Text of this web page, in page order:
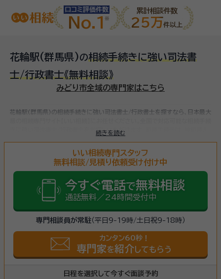
口コミ評価件数
No.1
累計相談件数
25万件以上
花輪駅(群馬県)の相続手続きに強い司法書
士/行政書士《無料相談》
みどり市全域の専門家はこちら
続きを読む
花輪駅(群馬県)の相続手続きに強い司法書士/行政書士を探すなら、日本最大
きに強い司法書士/行政書士をお探しいただけます。
財産が基礎控除額を超えていた場合）など多岐に渡るため、相続手続きに強い
まずは相談しましょう。
いい相続専門スタッフ
無料相談/見積り依頼受け付け中
今すぐ電話で無料相談
通話無料／24時間受付中
専門相談員が常駐（平日9-19時/土日祝9-18時）
カンタン60秒！
専門家を紹介 してもらう
日程を選択して今すぐ面談予約